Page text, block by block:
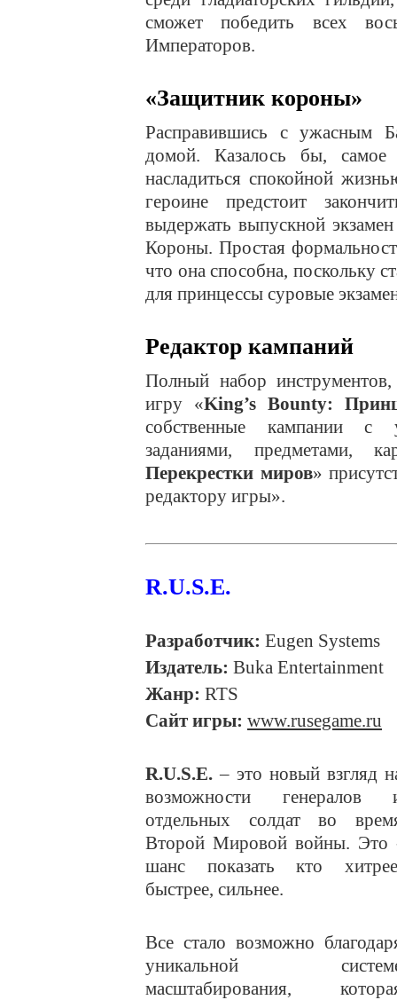
сможет победить всех
Императоров.
«Защитник короны»
Расправившись с ужасным
домой. Казалось бы,
насладиться спокойной
героине предстоит
выдержать выпускной
Короны. Простая
что она способна, поскольку
для принцессы суровые
Редактор кампаний
Полный набор
игру «King’s Bounty:
собственные кампании с
заданиями, предметами,
Перекрестки миров»
редактору игры».
R.U.S.E.
Разработчик: Eugen Systems
Издатель: Buka Entertainment
Жанр: RTS
Сайт игры: www.rusegame.ru
R.U.S.E. – это новый взгляд
возможности генералов
отдельных солдат во
Второй Мировой войны. Это
шанс показать кто
быстрее, сильнее.
Все стало возможно
уникальной
масштабирования,